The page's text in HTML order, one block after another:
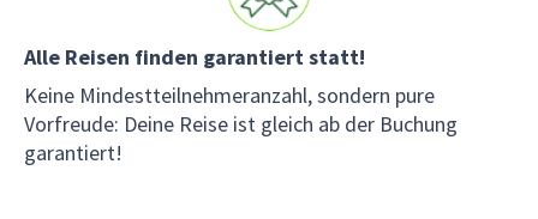
Alle Reisen finden garantiert statt!
Keine Mindestteilnehmeranzahl, sondern pure
Vorfreude: Deine Reise ist gleich ab der Buchung
garantiert!